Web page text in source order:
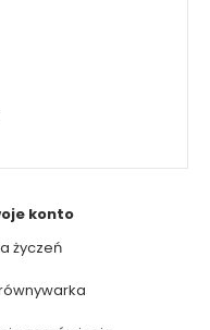
konto
życzeń